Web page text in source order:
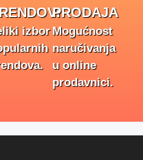
izbor
PRODAJA
Mogućnost
naručivanja
u online
prodavnici.